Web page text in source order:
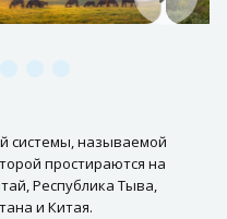
системы, называемой
простираются на
Республика Тыва,
и Китая.